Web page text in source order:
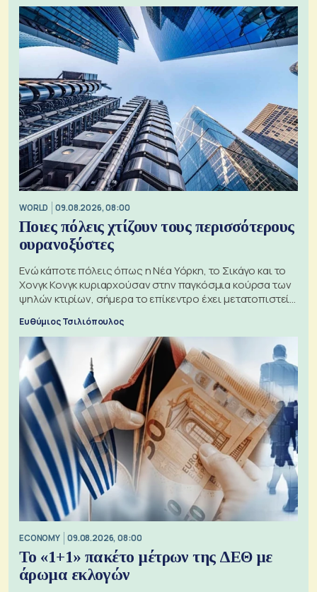
WORLD 09.08.2026, 08:00
Ποιες πόλεις χτίζουν τους περισσότερους
ουρανοξύστες
Ενώ κάποτε πόλεις όπως η Νέα Υόρκη, το Σικάγο και το
Χονγκ Κονγκ κυριαρχούσαν στην παγκόσμια κούρσα των
ψηλών κτιρίων, σήμερα το επίκεντρο έχει μετατοπιστεί
Ευθύμιος Τσιλιόπουλος
ECONOMY 09.08.2026, 08:00
Το «1+1» πακέτο μέτρων της ΔΕΘ με
άρωμα εκλογών